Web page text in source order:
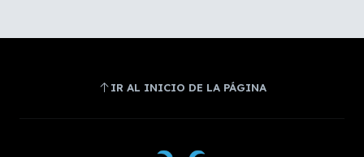
IR AL INICIO DE LA PÁGINA